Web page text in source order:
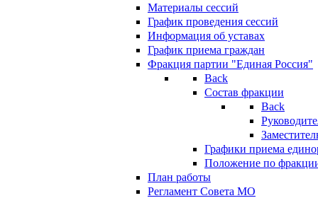
Материалы сессий
График проведения сессий
Информация об уставах
График приема граждан
Фракция партии "Единая Россия"
Back
Состав фракции
Back
Графики приема
Положение по
План работы
Регламент Совета МО